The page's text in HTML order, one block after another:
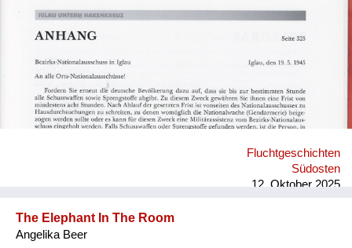
Fluchtgeschichten
Südosten
12. Oktober 2025
The Elephant In The Room
Angelika Beer